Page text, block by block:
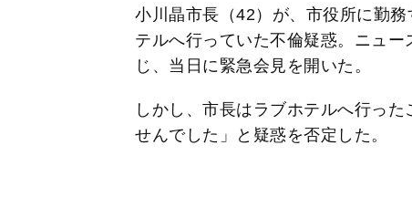
小川晶市長（42）が、市役所に勤
テルへ行っていた不倫疑惑。ニュ
じ、当日に緊急会見を開いた。
しかし、市長はラブホテルへ行っ
せんでした」と疑惑を否定した。